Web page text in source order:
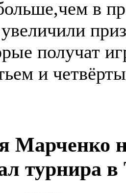
в
получат
и
Марченко
турнира